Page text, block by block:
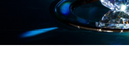
POULTIER DU MESNIL LAURENT20 JUIN 2023